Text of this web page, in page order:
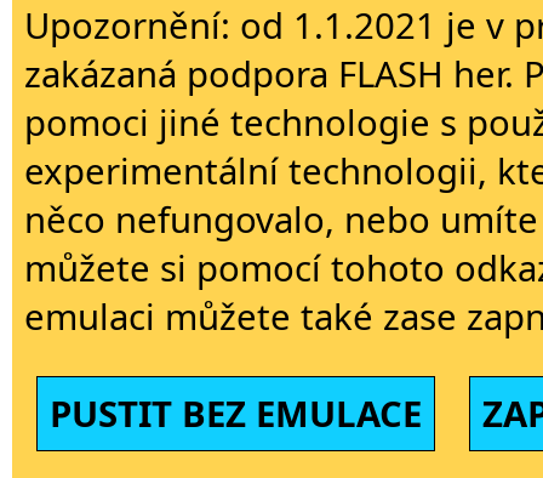
Upozornění: od 1.1.2021 je v
zakázaná podpora FLASH
pomoci jiné technologie s
experimentální technologii,
něco nefungovalo, nebo
můžete si pomocí tohoto
emulaci můžete také zase
PUSTIT BEZ EMULACE